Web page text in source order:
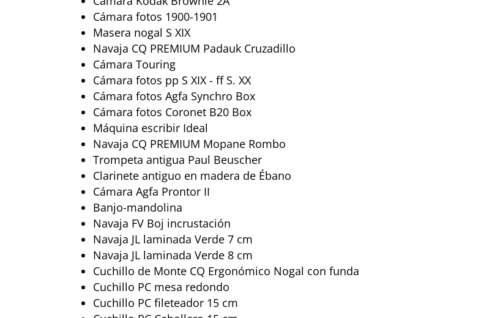
Cámara fotos 1900-1901
Masera nogal S XIX
Navaja CQ PREMIUM Padauk Cruzadillo
Cámara Touring
Cámara fotos pp S XIX - ff S. XX
Cámara fotos Agfa Synchro Box
Cámara fotos Coronet B20 Box
Máquina escribir Ideal
Navaja CQ PREMIUM Mopane Rombo
Trompeta antigua Paul Beuscher
Clarinete antiguo en madera de Ébano
Cámara Agfa Prontor II
Banjo-mandolina
Navaja FV Boj incrustación
Navaja JL laminada Verde 7 cm
Navaja JL laminada Verde 8 cm
Cuchillo de Monte CQ Ergonómico Nogal con funda
Cuchillo PC mesa redondo
Cuchillo PC fileteador 15 cm